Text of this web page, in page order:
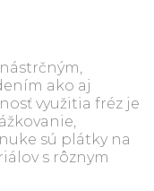
ako aj
využitia fréz je
sú plátky na
s rôznym